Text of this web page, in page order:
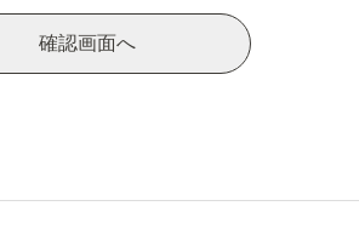
確認画面へ